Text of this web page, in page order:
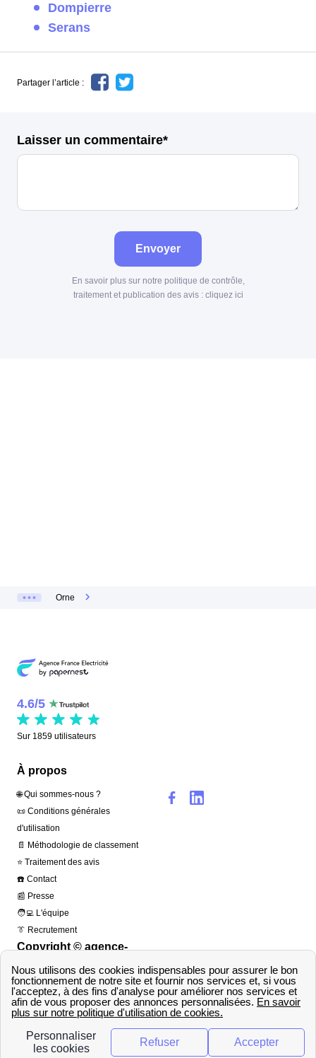
Dompierre
Serans
Partager l’article :
Laisser un commentaire*
Envoyer
En savoir plus sur notre politique de contrôle,
traitement et publication des avis : cliquez ici
Orne
4.6/5
Sur 1859 utilisateurs
Top Villes
EDF Lyon EDF Marseille
À propos
🌐 Qui sommes-nous ?
📜 Conditions générales
d'utilisation
📄 Méthodologie de classement
⭐ Traitement des avis
☎️ Contact
📰 Presse
🧑‍💻 L'équipe
👔 Recrutement
Copyright © agence-
– Tous droits réservés